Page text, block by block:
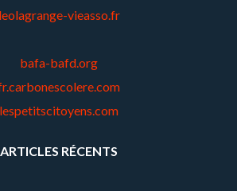
leolagrange-vieasso.fr
bafa-bafd.org
lespetitscitoyens.com
ARTICLES RÉCENTS